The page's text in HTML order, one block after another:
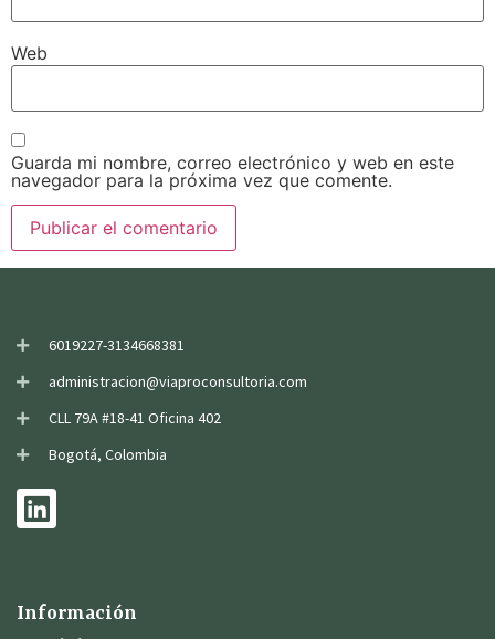
Web
Guarda mi nombre, correo electrónico y web en este
navegador para la próxima vez que comente.
6019227-3134668381
administracion@viaproconsultoria.com
CLL 79A #18-41 Oficina 402
Bogotá, Colombia
Información